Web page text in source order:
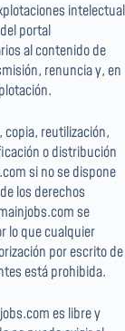
intelectual
portal
al contenido de
renuncia y, en
reutilización,
o distribución
si no se dispone
los derechos
se
lo que cualquier
por escrito de
está prohibida.
es libre y